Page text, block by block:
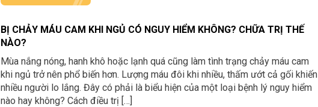
BỊ CHẢY MÁU CAM KHI NGỦ CÓ NGUY HIỂM KHÔNG? CHỮA TRỊ THẾ
NÀO?
Mùa nắng nóng, hanh khô hoặc lạnh quá cũng làm tình trạng chảy máu cam
khi ngủ trở nên phổ biến hơn. Lượng máu đôi khi nhiều, thấm ướt cả gối khiến
nhiều người lo lắng. Đây có phải là biểu hiện của một loại bệnh lý nguy hiểm
nào hay không? Cách điều trị […]